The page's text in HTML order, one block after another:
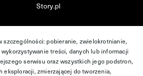
Story.pl
szczególności: pobieranie, zwielokrotnianie,
treści, danych lub informacji
serwisu oraz wszystkich jego podstron,
eksploracji, zmierzającej do tworzenia,